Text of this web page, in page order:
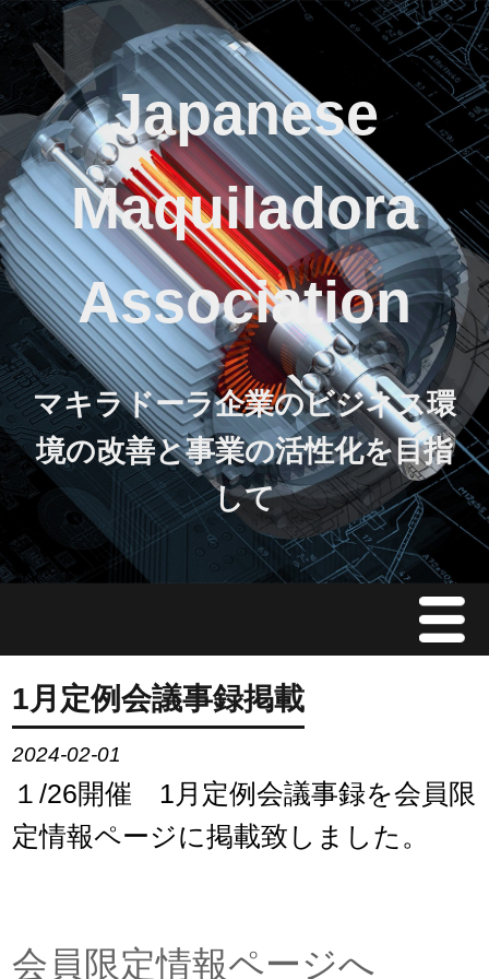
Japanese
Maquiladora
Association
マキラドーラ企業のビジネス環
境の改善と事業の活性化を目指
して
Menu
JMAについて
会員情報
イベント案内
会員限定情報
1月定例会議事録掲載
2024-02-01
１/26開催 1月定例会議事録を会員限
定情報ページに掲載致しました。
会員限定情報ページへ